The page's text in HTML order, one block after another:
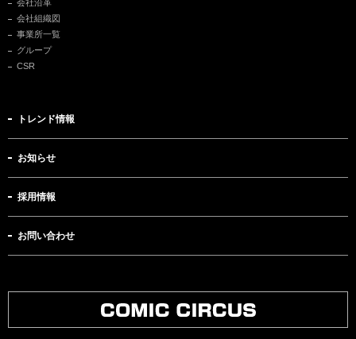
会社沿革
会社組織図
事業所一覧
グループ
CSR
トレンド情報
お知らせ
採用情報
お問い合わせ